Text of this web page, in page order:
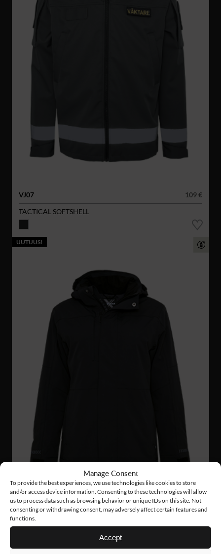
Manage Consent
To provide the best experiences, we use technologies like cookies to store
and/or access device information. Consenting to these technologies will allow
us to process data such as browsing behavior or unique IDs on this site. Not
consenting or withdrawing consent, may adversely affect certain features and
functions.
Accept
VJ07
109 €
TACTICAL SOFTSHELL
UUTUUS!
WJ91
163 €